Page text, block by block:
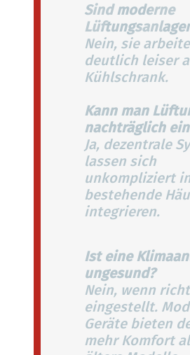
Sind moderne
Nein, sie
deutlich leiser
Kühlschrank.
Kann man
nachträglich
Ja, dezentrale
lassen sich
unkompliziert
bestehende
integrieren.
Ist eine
ungesund?
Nein, wenn
eingestellt.
Geräte bieten
mehr Komfort